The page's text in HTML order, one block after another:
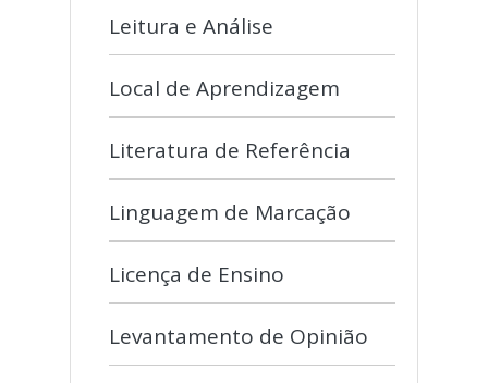
Leitura e Análise
Local de Aprendizagem
Literatura de Referência
Linguagem de Marcação
Licença de Ensino
Levantamento de Opinião